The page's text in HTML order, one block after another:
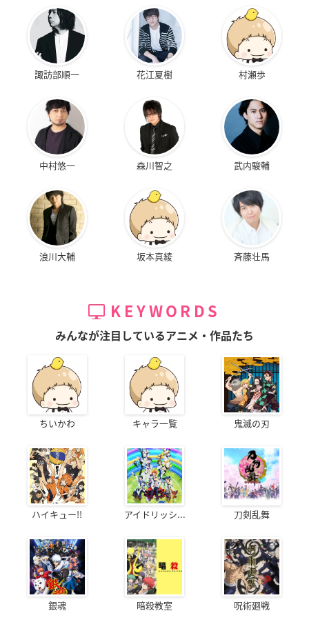
諏訪部順一 花江夏樹 村瀬歩
中村悠一 森川智之 武内駿輔
浪川大輔 坂本真綾 斉藤壮馬
KEYWORDS
みんなが注目しているアニメ・作品たち
ちいかわ キャラ一覧 鬼滅の刃
ハイキュー!! アイドリッシ... 刀剣乱舞
銀魂 暗殺教室 呪術廻戦